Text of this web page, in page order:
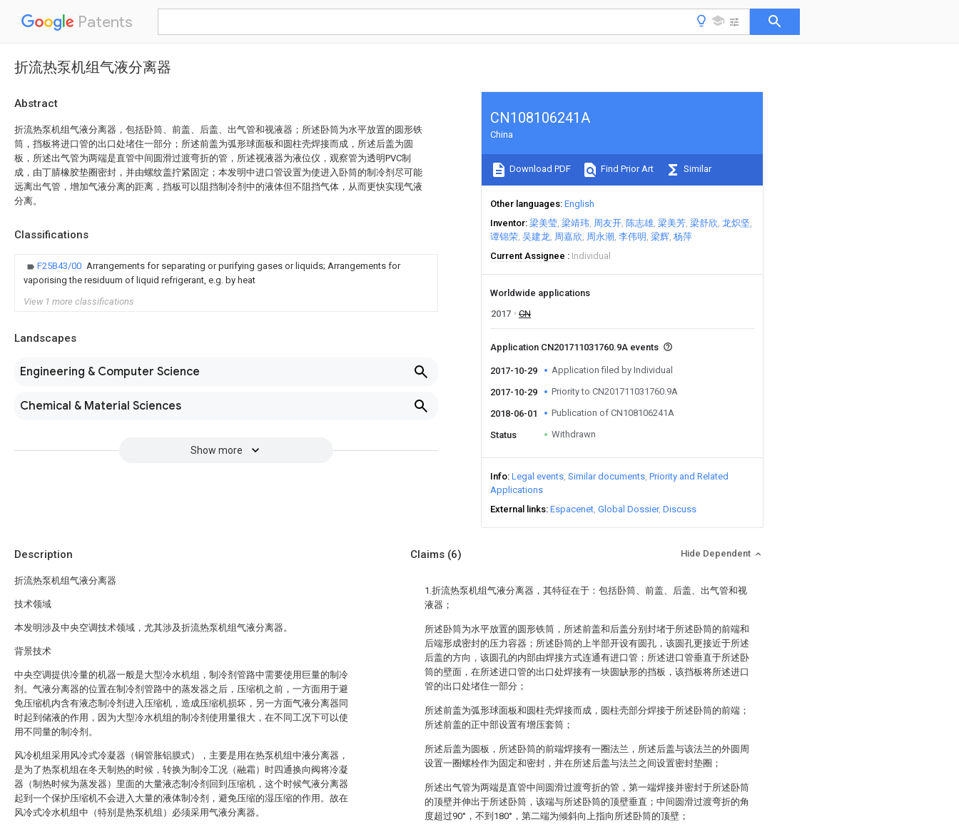
Patents
折流热泵机组气液分离器
Abstract
折流热泵机组气液分离器，包括卧筒、前盖、后盖、出气管和视液器；所述卧筒为水平放置的圆形铁
筒，挡板将进口管的出口处堵住一部分；所述前盖为弧形球面板和圆柱壳焊接而成，所述后盖为圆
板，所述出气管为两端是直管中间圆滑过渡弯折的管，所述视液器为液位仪，观察管为透明PVC制
成，由丁腈橡胶垫圈密封，并由螺纹盖拧紧固定；本发明中进口管设置为使进入卧筒的制冷剂尽可能
远离出气管，增加气液分离的距离，挡板可以阻挡制冷剂中的液体但不阻挡气体，从而更快实现气液
分离。
Classifications
F25B43/00 Arrangements for separating or purifying gases or liquids; Arrangements for
vaporising the residuum of liquid refrigerant, e.g. by heat
View 1 more classifications
Landscapes
Engineering & Computer Science
Chemical & Material Sciences
Show more
CN108106241A
China
Download PDF Find Prior Art Similar
Other languages English
Inventor 梁美莹 梁靖玮 周友开 陈志雄 梁美芳 梁舒欣 龙炽坚
谭锦荣 吴建龙 周嘉欣 周永潮 李伟明 梁辉 杨萍
Current Assignee
Individual
Worldwide applications
2017
CN
Application CN201711031760.9A events
2017-10-29 Application filed by Individual
2017-10-29 Priority to CN201711031760.9A
2018-06-01 Publication of CN108106241A
Status Withdrawn
Info Legal events Similar documents Priority and Related
Applications
External links Espacenet Global Dossier Discuss
Description
折流热泵机组气液分离器
技术领域
本发明涉及中央空调技术领域，尤其涉及折流热泵机组气液分离器。
背景技术
中央空调提供冷量的机器一般是大型冷水机组，制冷剂管路中需要使用巨量的制冷
剂。气液分离器的位置在制冷剂管路中的蒸发器之后，压缩机之前，一方面用于避
免压缩机内含有液态制冷剂进入压缩机，造成压缩机损坏，另一方面气液分离器同
时起到储液的作用，因为大型冷水机组的制冷剂使用量很大，在不同工况下可以使
用不同量的制冷剂。
风冷机组采用风冷式冷凝器（铜管胀铝膜式），主要是用在热泵机组中液分离器，
是为了热泵机组在冬天制热的时候，转换为制冷工况（融霜）时四通换向阀将冷凝
器（制热时候为蒸发器）里面的大量液态制冷剂回到压缩机，这个时候气液分离器
起到一个保护压缩机不会进入大量的液体制冷剂，避免压缩的湿压缩的作用。故在
风冷式冷水机组中（特别是热泵机组）必须采用气液分离器。
Claims (6) Hide Dependent
1.折流热泵机组气液分离器，其特征在于：包括卧筒、前盖、后盖、出气管和视
液器；
所述卧筒为水平放置的圆形铁筒，所述前盖和后盖分别封堵于所述卧筒的前端和
后端形成密封的压力容器；所述卧筒的上半部开设有圆孔，该圆孔更接近于所述
后盖的方向，该圆孔的内部由焊接方式连通有进口管；所述进口管垂直于所述卧
筒的壁面，在所述进口管的出口处焊接有一块圆缺形的挡板，该挡板将所述进口
管的出口处堵住一部分；
所述前盖为弧形球面板和圆柱壳焊接而成，圆柱壳部分焊接于所述卧筒的前端；
所述前盖的正中部设置有增压套筒；
所述后盖为圆板，所述卧筒的前端焊接有一圈法兰，所述后盖与该法兰的外圆周
设置一圈螺栓作为固定和密封，并在所述后盖与法兰之间设置密封垫圈；
所述出气管为两端是直管中间圆滑过渡弯折的管，第一端焊接并密封于所述卧筒
的顶壁并伸出于所述卧筒，该端与所述卧筒的顶壁垂直；中间圆滑过渡弯折的角
度超过90°，不到180°，第二端为倾斜向上指向所述卧筒的顶壁；